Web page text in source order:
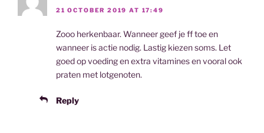
21 OCTOBER 2019 AT 17:49
Zooo herkenbaar. Wanneer geef je ff toe en
wanneer is actie nodig. Lastig kiezen soms. Let
goed op voeding en extra vitamines en vooral ook
praten met lotgenoten.
Reply